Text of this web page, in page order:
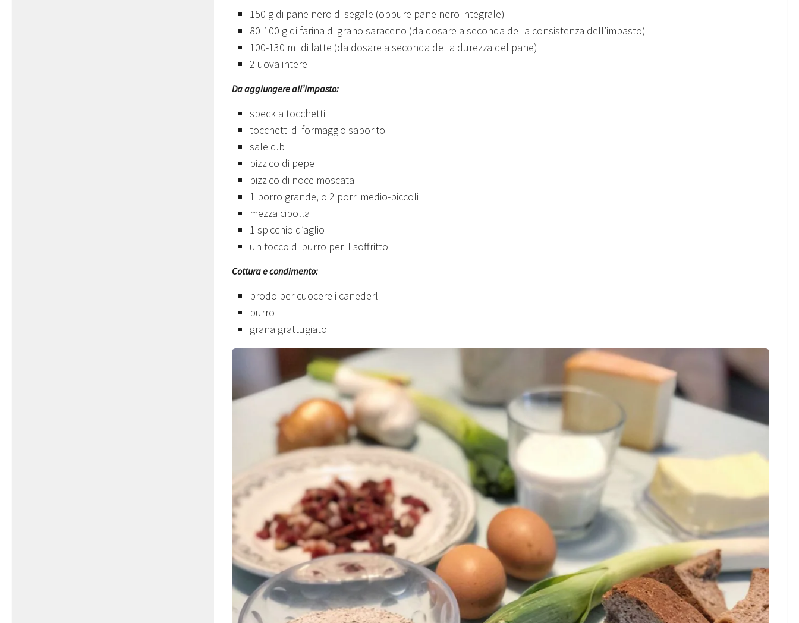
150 g di pane nero di segale (oppure pane nero integrale)
80-100 g di farina di grano saraceno (da dosare a seconda della consistenza dell’impasto)
100-130 ml di latte (da dosare a seconda della durezza del pane)
2 uova intere
Da aggiungere all’impasto:
speck a tocchetti
tocchetti di formaggio saporito
sale q.b
pizzico di pepe
pizzico di noce moscata
1 porro grande, o 2 porri medio-piccoli
mezza cipolla
1 spicchio d’aglio
un tocco di burro per il soffritto
Cottura e condimento:
brodo per cuocere i canederli
burro
grana grattugiato